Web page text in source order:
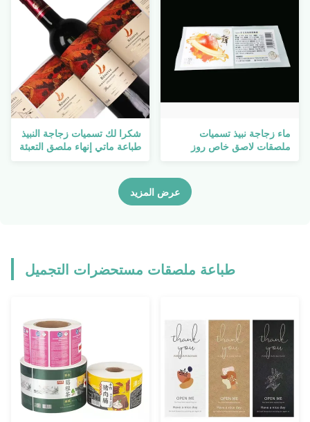
ماء زجاجة نبيذ تسميات
ملصقات لاصق خاص روز
شكرا لك تسميات زجاجة النبيذ
طباعة ماتي إنهاء ملصق التعبئة
عرض المزيد
طباعة ملصقات مستحضرات التجميل